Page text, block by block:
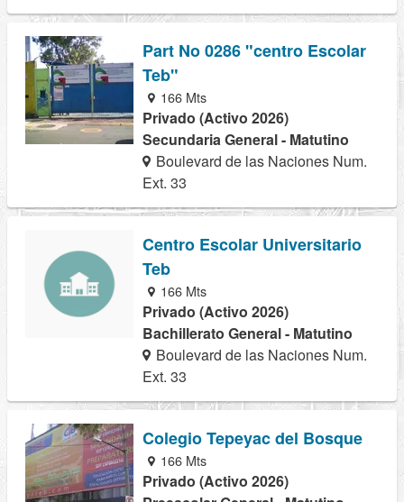
Part No 0286 "centro Escolar
Teb"
166 Mts
Privado (Activo 2026)
Secundaria General - Matutino
Boulevard de las Naciones Num.
Ext. 33
Centro Escolar Universitario
Teb
166 Mts
Privado (Activo 2026)
Bachillerato General - Matutino
Boulevard de las Naciones Num.
Ext. 33
Colegio Tepeyac del Bosque
166 Mts
Privado (Activo 2026)